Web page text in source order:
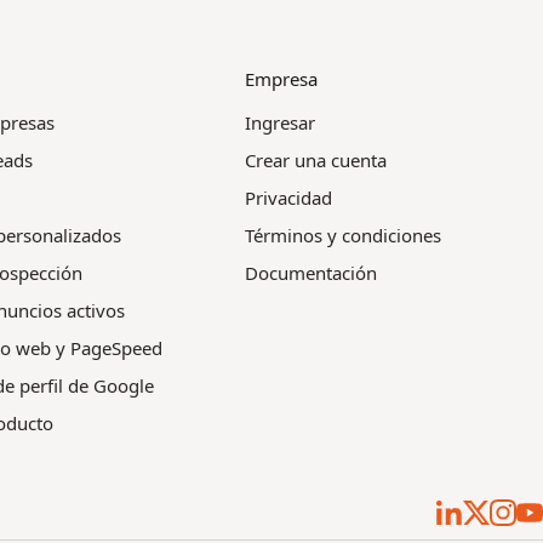
activos
web y PageSpeed
perfil de Google
Empresa
Ingresar
Crear una cuenta
Privacidad
Términos y condiciones
Documentación